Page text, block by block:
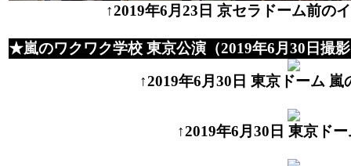
↑2019年6月23日 京セラドーム前の
★嵐のワクワク学校 東京公演（2019年6月30日撮
↑2019年6月30日 東京ドーム 嵐
↑2019年6月30日 東京ド